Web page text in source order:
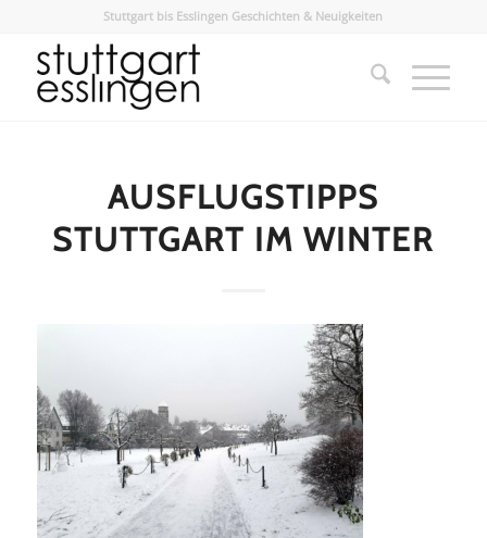
Stuttgart bis Esslingen Geschichten & Neuigkeiten
AUSFLUGSTIPPS
STUTTGART IM WINTER